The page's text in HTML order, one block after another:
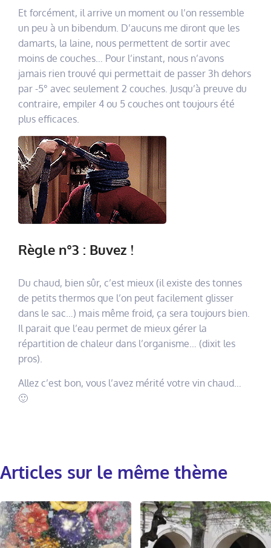
Et forcément, il arrive un moment ou l’on ressemble
un peu à un bibendum. D’aucuns me diront que les
damarts, la laine, nous permettent de sortir avec
moins de couches… Pour l’instant, nous n’avons
jamais rien trouvé qui permettait de passer 3h dehors
par -5° avec seulement 2 couches. Jusqu’à preuve du
contraire, empiler 4 ou 5 couches ont toujours été
plus efficaces.
Règle n°3 : Buvez !
Du chaud, bien sûr, c’est mieux (il existe des tonnes
de petits thermos que l’on peut facilement glisser
dans le sac…) mais même froid, ça sera toujours bien.
Il parait que l’eau permet de mieux gérer la
répartition de chaleur dans l’organisme… (dixit les
pros).
Allez c’est bon, vous l’avez mérité votre vin chaud…
🙂
Articles sur le même thème